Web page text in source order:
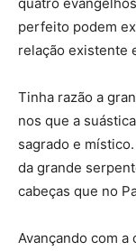
perfeito podem
relação existente
Tinha razão a
nos que a
sagrado e
da grande
cabeças que no
Avançando com a